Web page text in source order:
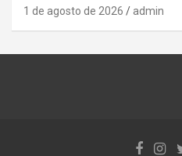
1 de agosto de 2026 admin